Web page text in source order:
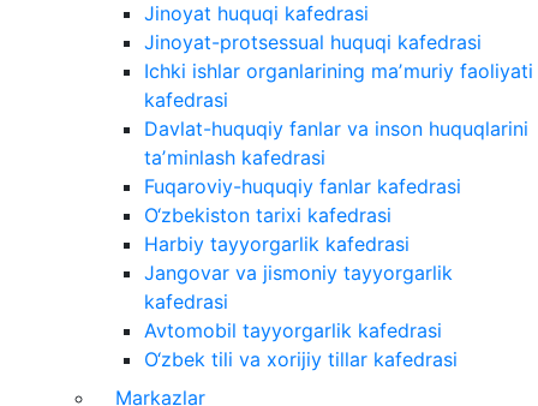
Jinoyat huquqi kafedrasi
Jinoyat-protsessual huquqi kafedrasi
Ichki ishlar organlarining maʼmuriy faoliyati
kafedrasi
Davlat-huquqiy fanlar va inson huquqlarini
taʼminlash kafedrasi
Fuqaroviy-huquqiy fanlar kafedrasi
O‘zbekiston tarixi kafedrasi
Harbiy tayyorgarlik kafedrasi
Jangovar va jismoniy tayyorgarlik
kafedrasi
Avtomobil tayyorgarlik kafedrasi
O‘zbek tili va xorijiy tillar kafedrasi
Markazlar